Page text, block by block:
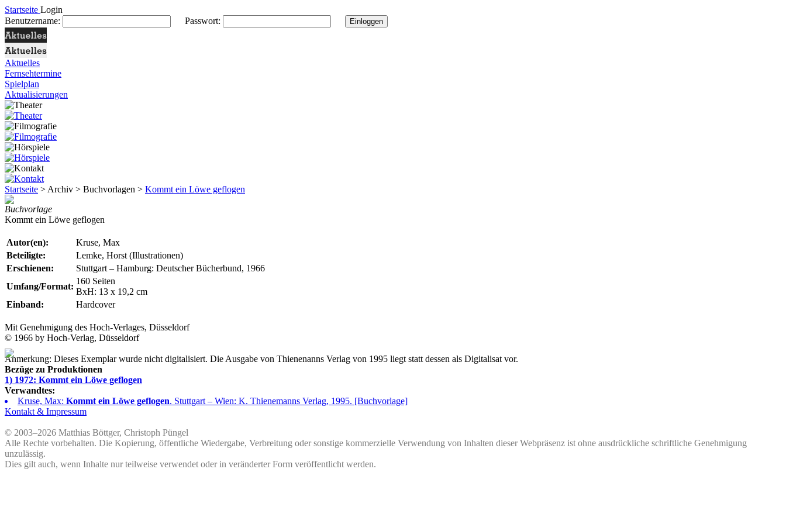
Startseite Login
Benutzername:
Passwort:
Aktuelles
Fernsehtermine
Spielplan
Aktualisierungen
Startseite > Archiv > Buchvorlagen > Kommt ein Löwe geflogen
Buchvorlage
Kommt ein Löwe geflogen
Autor(en):
Kruse, Max
Beteiligte:
Lemke, Horst (Illustrationen)
Erschienen:
Stuttgart – Hamburg: Deutscher Bücherbund, 1966
Umfang/Format:
160 Seiten
BxH: 13 x 19,2 cm
Einband:
Hardcover
Mit Genehmigung des Hoch-Verlages, Düsseldorf
© 1966 by Hoch-Verlag, Düsseldorf
Anmerkung: Dieses Exemplar wurde nicht digitalisiert. Die Ausgabe von Thienenanns Verlag von 1995 liegt statt dessen als Digitalisat vor.
Bezüge zu Produktionen
1) 1972: Kommt ein Löwe geflogen
Verwandtes:
Kruse, Max: Kommt ein Löwe geflogen. Stuttgart – Wien: K. Thienemanns Verlag, 1995. [Buchvorlage]
Kontakt & Impressum
© 2003–2026 Matthias Böttger, Christoph Püngel
Alle Rechte vorbehalten. Die Kopierung, öffentliche Wiedergabe, Verbreitung oder sonstige kommerzielle Verwendung von Inhalten dieser Webpräsenz ist ohne ausdrückliche schriftliche Genehmigung
unzulässig.
Dies gilt auch, wenn Inhalte nur teilweise verwendet oder in veränderter Form veröffentlicht werden.